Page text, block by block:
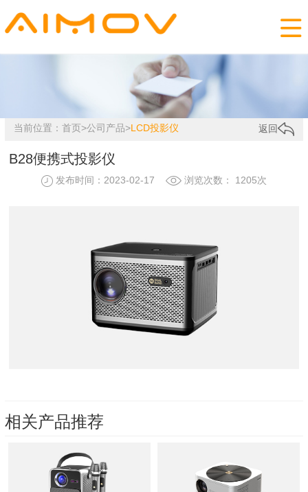

当前位置： 首页>公司产品>LCD投影仪 返回
B28便携式投影仪
发布时间：2023-02-17 浏览次数： 1205次
相关产品推荐